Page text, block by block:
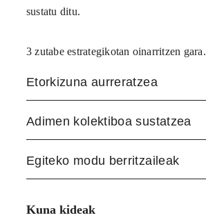
sustatu ditu.
3 zutabe estrategikotan oinarritzen gara.
Etorkizuna aurreratzea
Adimen kolektiboa sustatzea
Egiteko modu berritzaileak
Kuna kideak